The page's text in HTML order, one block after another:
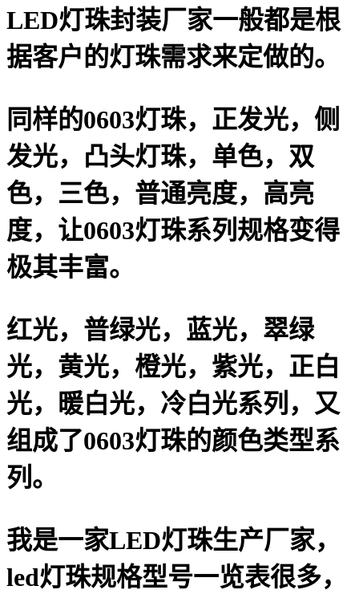
LED灯珠封装厂家一般都是根
据客户的灯珠需求来定做的。
同样的0603灯珠，正发光，侧
发光，凸头灯珠，单色，双
色，三色，普通亮度，高亮
度，让0603灯珠系列规格变得
极其丰富。
红光，普绿光，蓝光，翠绿
光，黄光，橙光，紫光，正白
光，暖白光，冷白光系列，又
组成了0603灯珠的颜色类型系
列。
我是一家LED灯珠生产厂家，
led灯珠规格型号一览表很多，